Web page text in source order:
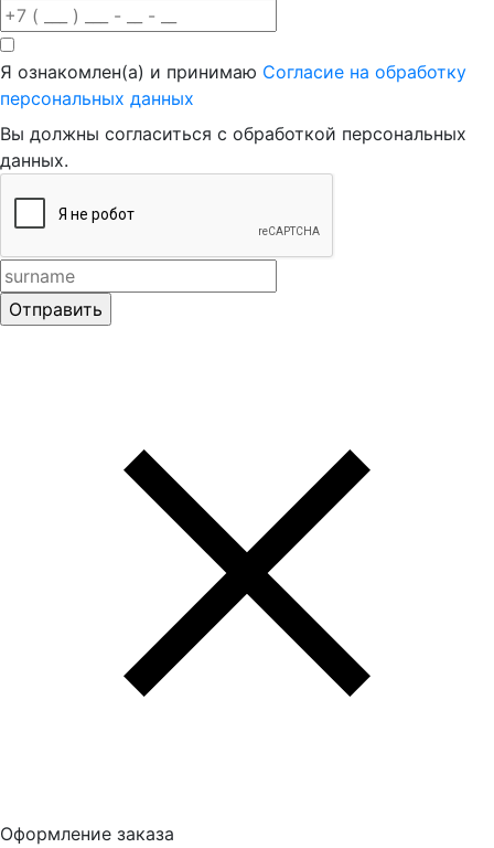
Я ознакомлен(а) и принимаю Согласие на обработку
персональных данных
Вы должны согласиться с обработкой персональных
данных.
Оформление заказа